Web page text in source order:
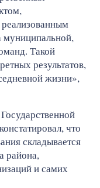
муниципальной,
Такой
результатов,
жизни»,
что
складывается
района,
и самих